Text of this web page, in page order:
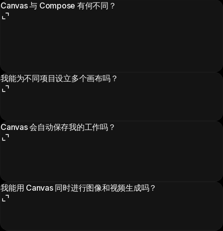
Canvas 与 Compose 有何不同？
我能为不同项目设立多个画布吗？
Canvas 会自动保存我的工作吗？
我能用 Canvas 同时进行图像和视频生成吗？